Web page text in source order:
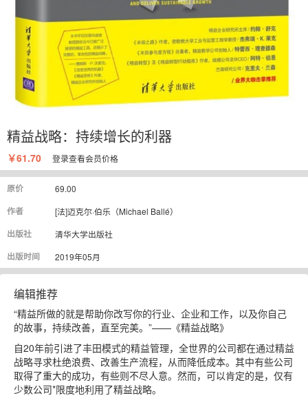
精益战略：持续增长的利器
￥61.70 登录查看会员价格
原价
69.00
作者
[法]迈克尔·伯乐（Michael Ballé）
出版社
清华大学出版社
出版时间
2019年05月
编辑推荐
“精益所做的就是帮助你改写你的行业、企业和工作，以及你自己
的故事，持续改善，直至完美。”——《精益战略》
自20年前引进了丰田模式的精益管理，全世界的公司都在通过精益
战略寻求杜绝浪费、改善生产流程，从而降低成本。其中有些公司
取得了重大的成功，有些则不尽人意。然而，可以肯定的是，仅有
少数公司*限度地利用了精益战略。